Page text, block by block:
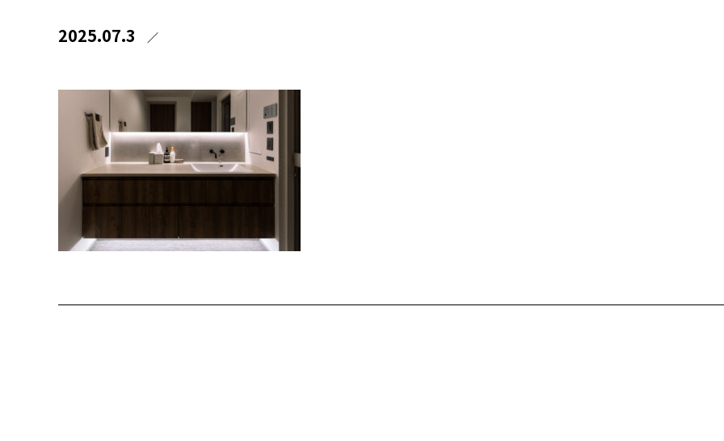
2025.07.3 ／